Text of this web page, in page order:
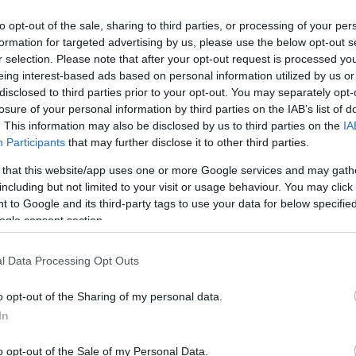
opt-out of the sale, sharing to third parties, or processing of your
for targeted advertising by us, please use the below opt-out
selection. Please note that after your opt-out request is processed
interest-based ads based on personal information utilized by us
to third parties prior to your opt-out. You may separately
of your personal information by third parties on the IAB’s list of
This information may also be disclosed by us to third parties on the
Participants that may further disclose it to other third parties.
that this website/app uses one or more Google services and may
but not limited to your visit or usage behaviour. You may
to Google and its third-party tags to use your data for below
consent section.
Data Processing Opt Outs
opt-out of the Sharing of my personal data.
opt-out of the Sale of my Personal Data.
Link másolása
a legrosszabb a levegő minősége a
adatai szerint. Sok helyen egészségtelen
szakértő azt ajánlja, hogy ebben az
nők ne legyenek hosszú ideig a